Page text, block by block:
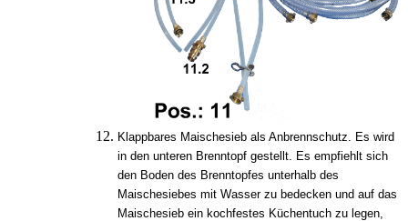
Klappbares Maischesieb als Anbrennschutz. Es wird
in den unteren Brenntopf gestellt. Es empfiehlt sich
den Boden des Brenntopfes unterhalb des
Maischesiebes mit Wasser zu bedecken und auf das
Maischesieb ein kochfestes Küchentuch zu legen,